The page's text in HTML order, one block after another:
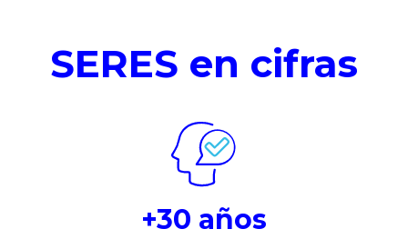
SERES en cifras
+30 años